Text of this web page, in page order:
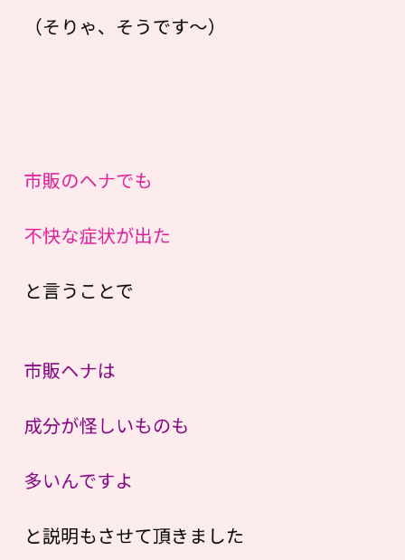
（そりゃ、そうです〜）
市販のヘナでも
不快な症状が出た
と言うことで
市販ヘナは
成分が怪しいものも
多いんですよ
と説明もさせて頂きました